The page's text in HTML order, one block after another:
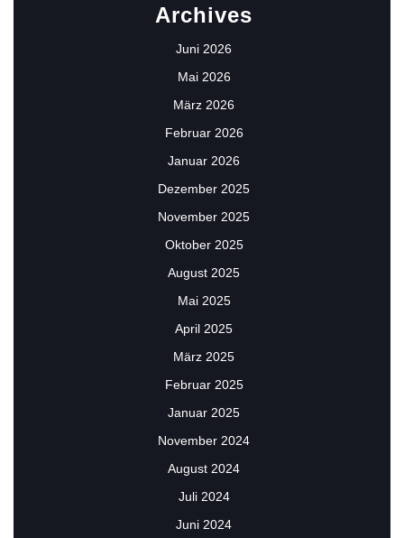
Archives
Juni 2026
Mai 2026
März 2026
Februar 2026
Januar 2026
Dezember 2025
November 2025
Oktober 2025
August 2025
Mai 2025
April 2025
März 2025
Februar 2025
Januar 2025
November 2024
August 2024
Juli 2024
Juni 2024